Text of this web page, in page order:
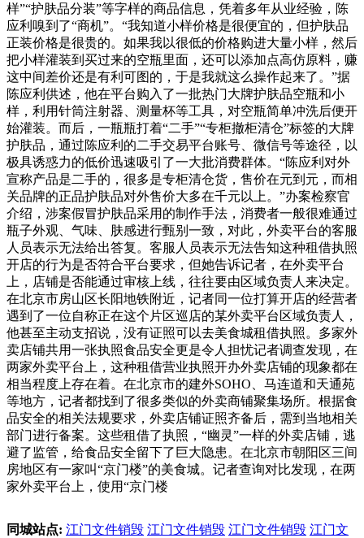
样”“护肤品分装”等字样的商品信息，凭着多年从业经验，陈
应利嗅到了“商机”。“我知道小样价格是很便宜的，但护肤品
正装价格是很贵的。如果我以很低的价格购进大量小样，然后
把小样灌装到买过来的空瓶里面，还可以添加点高仿原料，赚
这中间差价还是有利可图的，于是我就这么操作起来了。”据
陈应利供述，他在平台购入了一批热门大牌护肤品空瓶和小
样，利用针筒注射器、测量杯等工具，对空瓶简单冲洗后便开
始灌装。而后，一瓶瓶打着“二手”“专柜撤柜清仓”标签的大牌
护肤品，通过陈应利的二手交易平台账号、微信号等途径，以
极具诱惑力的低价迅速吸引了一大批消费群体。“陈应利对外
宣称产品是二手的，很多是专柜清仓货，售价在元到元，而相
关品牌的正品护肤品对外售价大多在千元以上。”办案检察官
介绍，涉案假冒护肤品采用的制作手法，消费者一般很难通过
瓶子外观、气味、肤感进行甄别一致，对此，外卖平台的客服
人员表示无法给出答复。客服人员表示无法告知这种租借执照
开店的行为是否符合平台要求，但她告诉记者，在外卖平台
上，店铺是否能通过审核上线，往往要由区域负责人来决定。
在北京市房山区长阳地铁附近，记者同一位打算开店的经营者
遇到了一位自称正在这个片区巡店的某外卖平台区域负责人，
他甚至主动支招说，没有证照可以去美食城租借执照。多家外
卖店铺共用一张执照食品安全更是令人担忧记者调查发现，在
两家外卖平台上，这种租借营业执照开办外卖店铺的现象都在
相当程度上存在着。在北京市的建外SOHO、马连道和天通苑
等地方，记者都找到了很多类似的外卖商铺聚集场所。根据食
品安全的相关法规要求，外卖店铺证照齐备后，需到当地相关
部门进行备案。这些租借了执照，“幽灵”一样的外卖店铺，逃
避了监管，给食品安全留下了巨大隐患。在北京市朝阳区三间
房地区有一家叫“京门楼”的美食城。记者查询对比发现，在两
家外卖平台上，使用“京门楼
同城站点: 江门文件销毁 江门文件销毁 江门文件销毁 江门文